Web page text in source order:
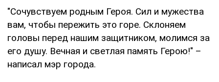
"Сочувствуем родным Героя. Сил и мужества
вам, чтобы пережить это горе. Склоняем
головы перед нашим защитником, молимся за
его душу. Вечная и светлая память Герою!" –
написал мэр города.